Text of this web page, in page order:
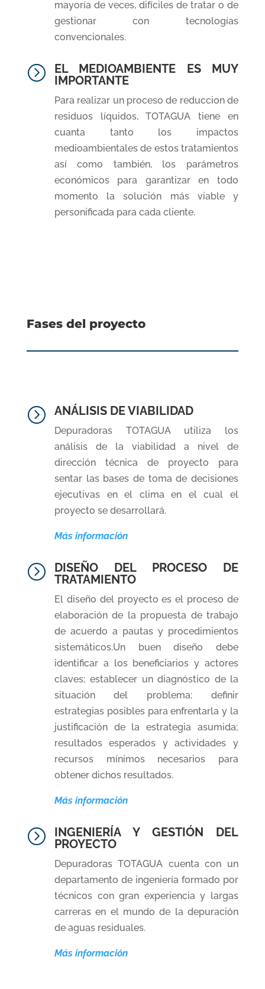
mayoría de veces, difíciles de tratar o de
gestionar con tecnologías
convencionales.
=
EL MEDIOAMBIENTE ES MUY
IMPORTANTE
Para realizar un proceso de reduccion de
residuos líquidos, TOTAGUA tiene en
cuanta tanto los impactos
medioambientales de estos tratamientos
así como también, los parámetros
económicos para garantizar en todo
momento la solución más viable y
personificada para cada cliente.
Fases del proyecto
= ANÁLISIS DE VIABILIDAD
Depuradoras TOTAGUA utiliza los
análisis de la viabilidad a nivel de
dirección técnica de proyecto para
sentar las bases de toma de decisiones
ejecutivas en el clima en el cual el
proyecto se desarrollará.
Más información
=
DISEÑO DEL PROCESO DE
TRATAMIENTO
El diseño del proyecto es el proceso de
elaboración de la propuesta de trabajo
de acuerdo a pautas y procedimientos
sistemáticos.Un buen diseño debe
identificar a los beneficiarios y actores
claves; establecer un diagnóstico de la
situación del problema; definir
estrategias posibles para enfrentarla y la
justificación de la estrategia asumida;
resultados esperados y actividades y
recursos mínimos necesarios para
obtener dichos resultados.
Más información
=
INGENIERÍA Y GESTIÓN DEL
PROYECTO
Depuradoras TOTAGUA cuenta con un
departamento de ingeniería formado por
técnicos con gran experiencia y largas
carreras en el mundo de la depuración
de aguas residuales.
Más información